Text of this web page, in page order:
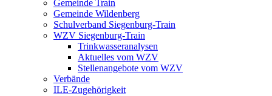
Gemeinde Train
Gemeinde Wildenberg
Schulverband Siegenburg-Train
WZV Siegenburg-Train
Trinkwasseranalysen
Aktuelles vom WZV
Stellenangebote vom WZV
Verbände
ILE-Zugehörigkeit